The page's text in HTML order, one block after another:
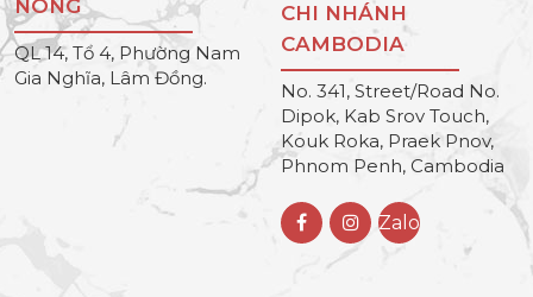
NÔNG
QL 14, Tổ 4, Phường Nam
Gia Nghĩa, Lâm Đồng.
CHI NHÁNH
CAMBODIA
No. 341, Street/Road No.
Dipok, Kab Srov Touch,
Kouk Roka, Praek Pnov,
Phnom Penh, Cambodia
Zalo